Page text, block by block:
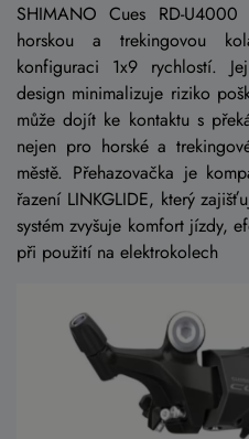
SHIMANO Cues RD-
horskou a trekingovou
konfiguraci 1x9 rychlostí.
design minimalizuje riziko
může dojít ke kontaktu s
nejen pro horské a
městě. Přehazovačka je
řazení LINKGLIDE, který
systém zvyšuje komfort jízdy,
při použití na elektrokolech